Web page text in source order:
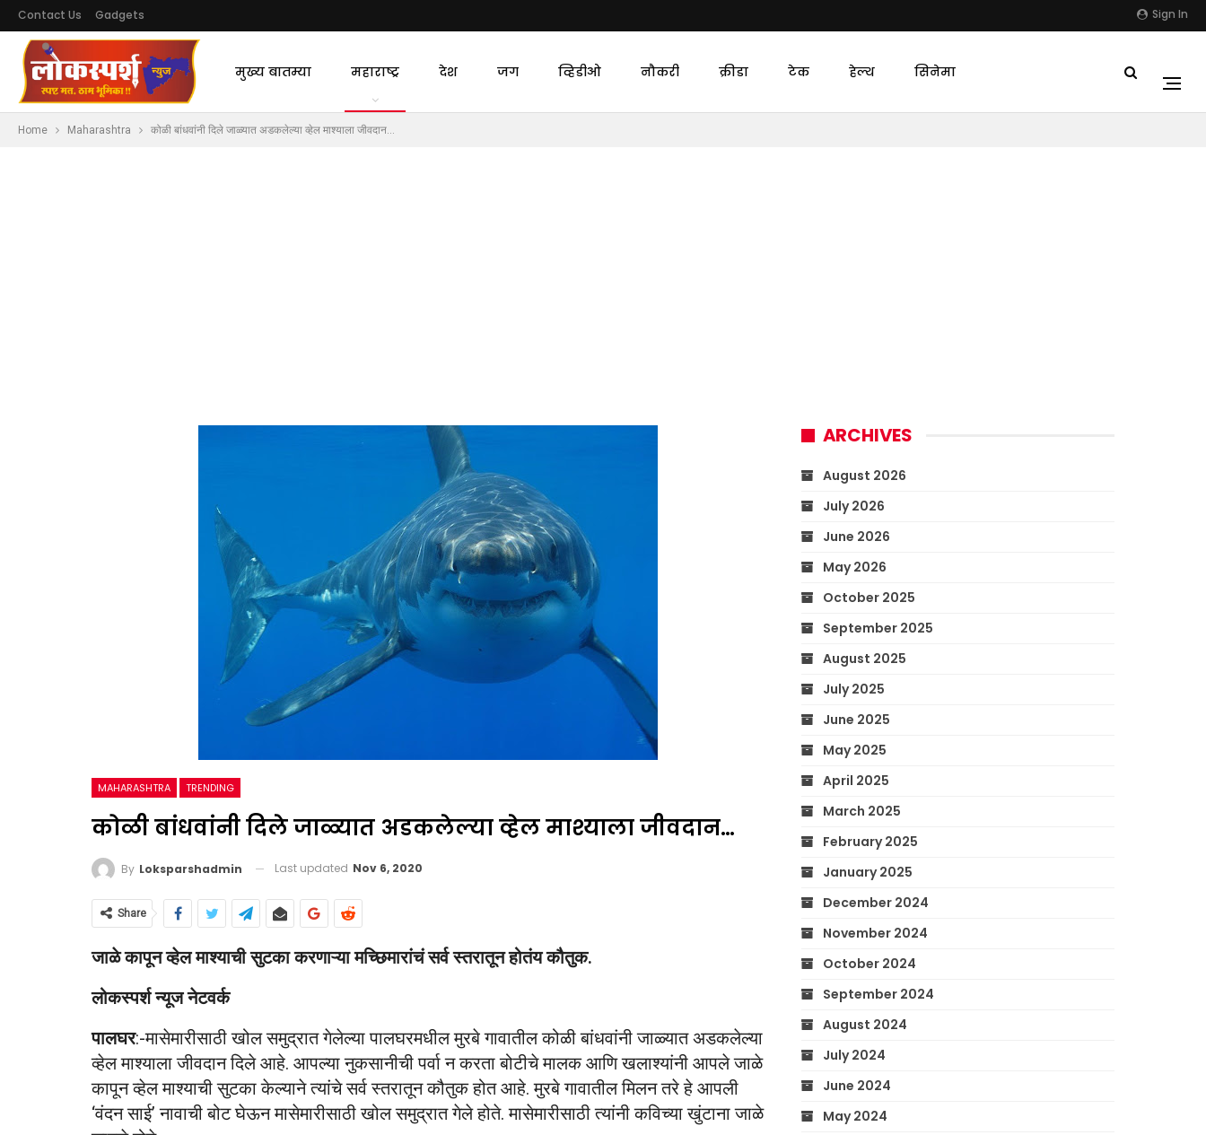
Sign In
Contact Us Gadgets
मुख्य बातम्या महाराष्ट्र देश जग व्हिडीओ नौकरी क्रीडा टेक हेल्थ सिनेमा
Home Maharashtra कोळी बांधवांनी दिले जाळ्यात अडकलेल्या व्हेल माश्याला जीवदान…
MAHARASHTRA TRENDING
कोळी बांधवांनी दिले जाळ्यात अडकलेल्या व्हेल माश्याला जीवदान…
By Loksparshadmin Last updated Nov 6, 2020
Share
जाळे कापून व्हेल माश्याची सुटका करणाऱ्या मच्छिमारांचं सर्व स्तरातून होतंय कौतुक.
लोकस्पर्श न्यूज नेटवर्क
पालघर:-मासेमारीसाठी खोल समुद्रात गेलेल्या पालघरमधील मुरबे गावातील कोळी बांधवांनी जाळ्यात अडकलेल्या
व्हेल माश्याला जीवदान दिले आहे. आपल्या नुकसानीची पर्वा न करता बोटीचे मालक आणि खलाश्यांनी आपले जाळे
कापून व्हेल माश्याची सुटका केल्याने त्यांचे सर्व स्तरातून कौतुक होत आहे. मुरबे गावातील मिलन तरे हे आपली
‘वंदन साई’ नावाची बोट घेऊन मासेमारीसाठी खोल समुद्रात गेले होते. मासेमारीसाठी त्यांनी कविच्या खुंटाना जाळे
ARCHIVES
August 2026
July 2026
June 2026
May 2026
October 2025
September 2025
August 2025
July 2025
June 2025
May 2025
April 2025
March 2025
February 2025
January 2025
December 2024
November 2024
October 2024
September 2024
August 2024
July 2024
June 2024
May 2024